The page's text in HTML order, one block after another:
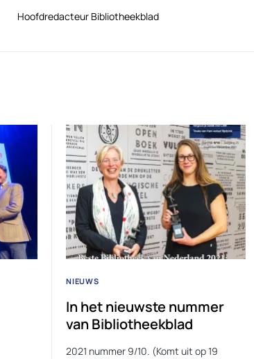
Hoofdredacteur Bibliotheekblad
NIEUWS
In het nieuwste nummer
van Bibliotheekblad
2021 nummer 9/10. (Komt uit op 19